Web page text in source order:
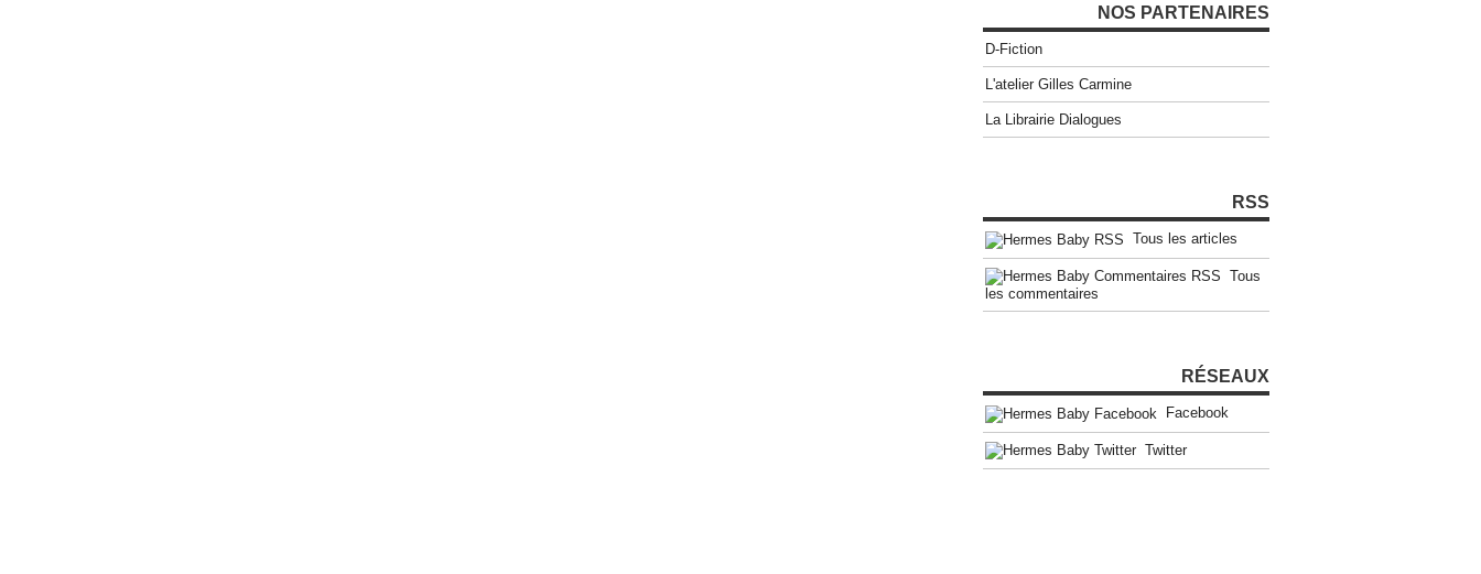
NOS PARTENAIRES
D-Fiction
L'atelier Gilles Carmine
La Librairie Dialogues
RSS
Tous les articles
Tous
les commentaires
RÉSEAUX
Facebook
Twitter